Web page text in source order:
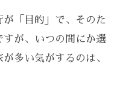
「目的」で、そのた
すが、いつの間にか選
多い気がするのは、